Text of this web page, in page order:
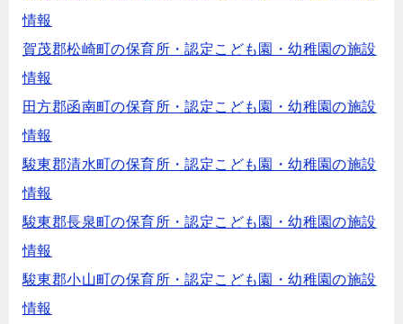
情報
賀茂郡松崎町の保育所・認定こども園・幼稚園の施設
情報
田方郡函南町の保育所・認定こども園・幼稚園の施設
情報
駿東郡清水町の保育所・認定こども園・幼稚園の施設
情報
駿東郡長泉町の保育所・認定こども園・幼稚園の施設
情報
駿東郡小山町の保育所・認定こども園・幼稚園の施設
情報